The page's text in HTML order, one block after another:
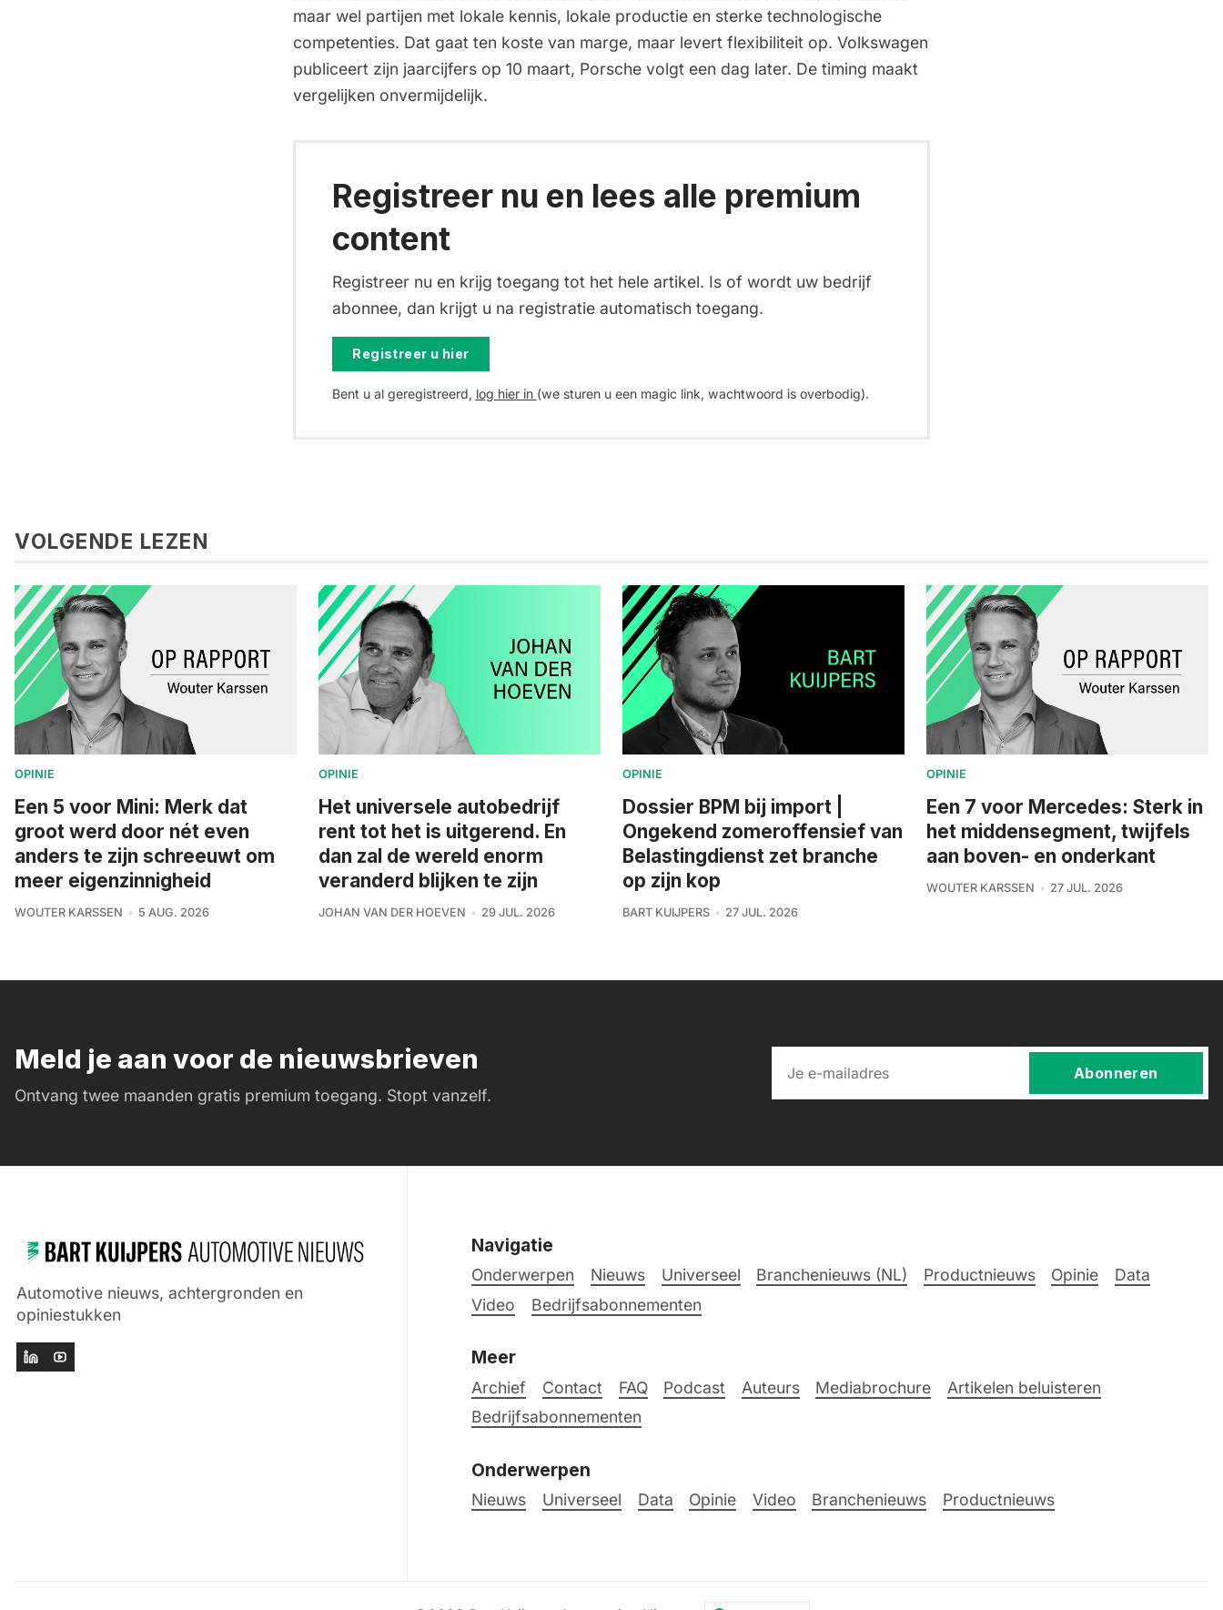
maar wel partijen met lokale kennis, lokale productie en sterke technologische
competenties. Dat gaat ten koste van marge, maar levert flexibiliteit op. Volkswagen
publiceert zijn jaarcijfers op 10 maart, Porsche volgt een dag later. De timing maakt
vergelijken onvermijdelijk.
Registreer nu en lees alle premium
content
Registreer nu en krijg toegang tot het hele artikel. Is of wordt uw bedrijf
abonnee, dan krijgt u na registratie automatisch toegang.
Registreer u hier
Bent u al geregistreerd, log hier in (we sturen u een magic link, wachtwoord is overbodig).
VOLGENDE LEZEN
OPINIE
Een 5 voor Mini: Merk dat
groot werd door nét even
anders te zijn schreeuwt om
meer eigenzinnigheid
WOUTER KARSSEN 5 AUG. 2026
OPINIE
Het universele autobedrijf
rent tot het is uitgerend. En
dan zal de wereld enorm
veranderd blijken te zijn
JOHAN VAN DER HOEVEN 29 JUL. 2026
OPINIE
Dossier BPM bij import |
Ongekend zomeroffensief van
Belastingdienst zet branche
op zijn kop
BART KUIJPERS 27 JUL. 2026
OPINIE
Een 7 voor Mercedes: Sterk in
het middensegment, twijfels
aan boven- en onderkant
WOUTER KARSSEN 27 JUL. 2026
Meld je aan voor de nieuwsbrieven
Ontvang twee maanden gratis premium toegang. Stopt vanzelf.
Abonneren
Automotive nieuws, achtergronden en
opiniestukken
Navigatie
Onderwerpen Nieuws Universeel Branchenieuws (NL) Productnieuws Opinie
Data
Video
Bedrijfsabonnementen
Meer
Archief Contact FAQ Podcast Auteurs Mediabrochure
Artikelen beluisteren
Bedrijfsabonnementen
Onderwerpen
Nieuws Universeel Data Opinie Video Branchenieuws Productnieuws